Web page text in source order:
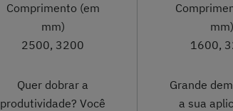
Comprimento (em
mm)
2500, 3200
Quer dobrar a
produtividade? Você
mm)
1600,
Grande
a sua